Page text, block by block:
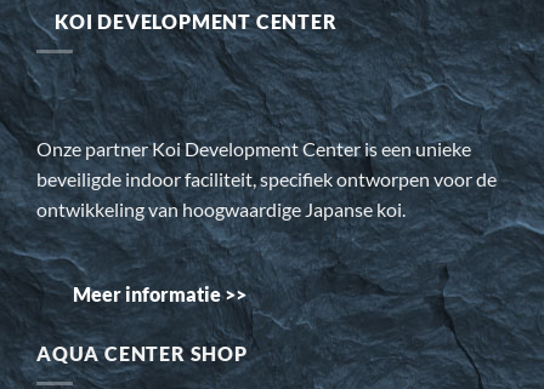
KOI DEVELOPMENT CENTER
Onze partner Koi Development Center is een unieke
beveiligde indoor faciliteit, specifiek ontworpen voor de
ontwikkeling van hoogwaardige Japanse koi.
Meer informatie >>
AQUA CENTER SHOP